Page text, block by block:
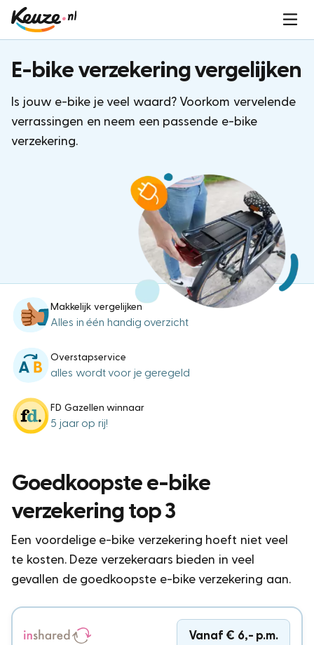
E-bike verzekering vergelijken
Is jouw e-bike je veel waard? Voorkom vervelende
verrassingen en neem een passende e-bike
verzekering.
Makkelijk vergelijken
Alles in één handig overzicht
Overstapservice
alles wordt voor je geregeld
FD Gazellen winnaar
5 jaar op rij!
Goedkoopste e-bike
verzekering top 3
Een voordelige e-bike verzekering hoeft niet veel
te kosten. Deze verzekeraars bieden in veel
gevallen de goedkoopste e-bike verzekering aan.
Vanaf € 6,- p.m.